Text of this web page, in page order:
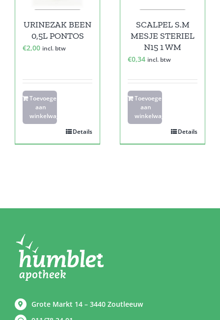
URINEZAK BEEN
0,5L PONTOS
€2,00 incl. btw
Toevoegen
aan
winkelwagen
Details
SCALPEL S.M
MESJE STERIEL
N15 1 WM
€0,34 incl. btw
Toevoegen
aan
winkelwagen
Details
Grote Markt 14 – 3440 Zoutleeuw